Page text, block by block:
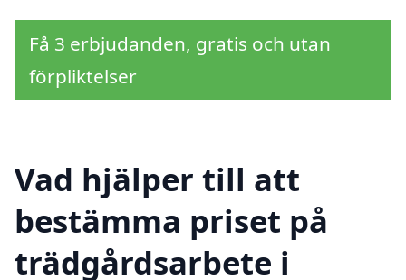
Få 3 erbjudanden, gratis och utan
förpliktelser
Vad hjälper till att
bestämma priset på
trädgårdsarbete i